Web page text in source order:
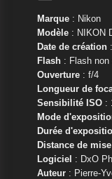
Marque: Nikon
Modèle: NIKON
Date de création:
Flash: Flash non
Ouverture: f/4
Longueur de
Sensibilité ISO:
Mode
Durée
Distance de
Logiciel : DxO
Auteur: Pierre-